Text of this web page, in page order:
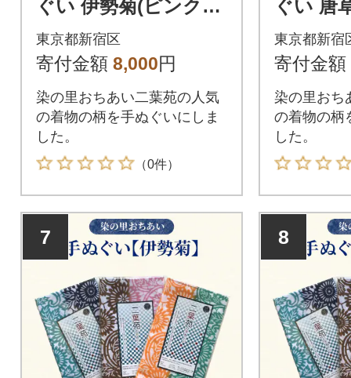
ぐい 伊勢菊(ピンク×
茶)_0004-003-S05-1
東京都新宿区
寄付金額 8,000円
染の里おちあい二葉苑の人気
の着物の柄を手ぬぐいにしま
した。
（0件）
ぐい 唐
2-S05-2
東京都新宿
寄付金額
染の里おち
の着物の柄
した。
7 8